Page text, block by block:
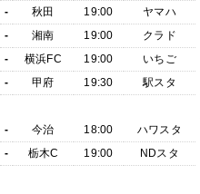
- 秋田 19:00
ヤマハ
- 湘南 19:00
クラド
- 横浜FC 19:00
いちご
- 甲府 19:30
駅スタ
- 今治 18:00
ハワスタ
- 栃木C 19:00 NDスタ